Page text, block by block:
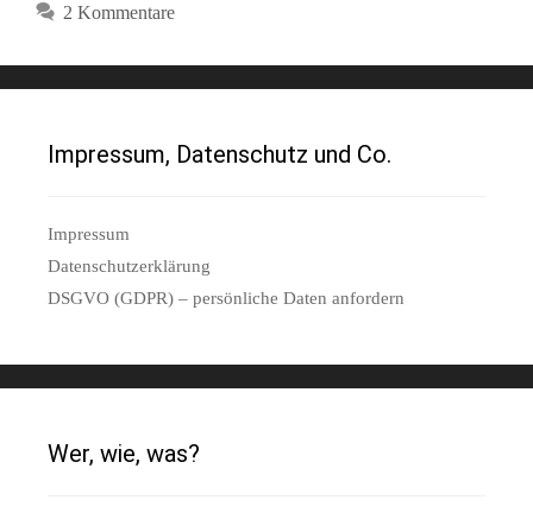
2 Kommentare
Impressum, Datenschutz und Co.
Impressum
Datenschutzerklärung
DSGVO (GDPR) – persönliche Daten anfordern
Wer, wie, was?